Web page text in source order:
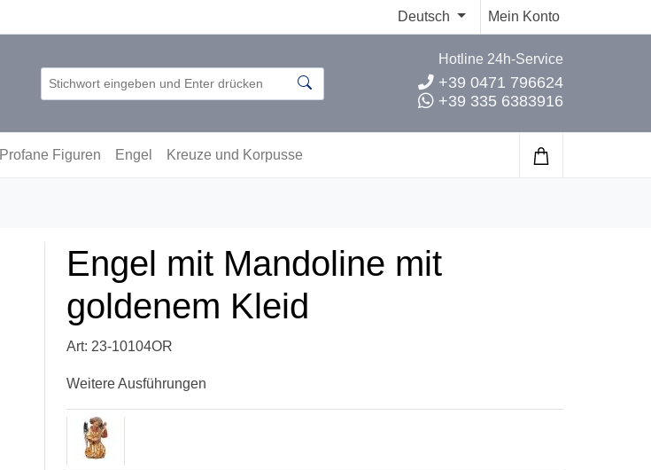
Deutsch Mein Konto
Hotline 24h-Service
+39 0471 796624
+39 335 6383916
Profane Figuren Engel Kreuze und Korpusse
Engel mit Mandoline mit
goldenem Kleid
Art: 23-10104OR
Weitere Ausführungen